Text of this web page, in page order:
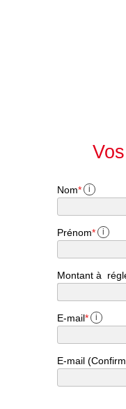
Nom* i
Prénom* i
Montant à
E-mail* i
E-mail